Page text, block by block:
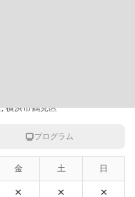
籍
横浜市鶴見区
プログラム
金 土 日
✕ ✕ ✕